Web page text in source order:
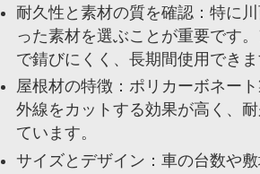
耐久性と素材の質を確認：特に
った素材を選ぶことが重要です
で錆びにくく、長期間使用できま
屋根材の特徴：ポリカーボネー
外線をカットする効果が高く、
ています。
サイズとデザイン：車の台数や